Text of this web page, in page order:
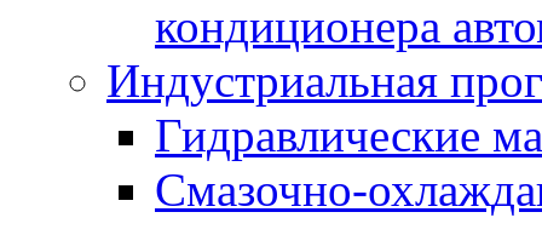
кондиционера
Индустриальная
Гидравлические
Смазочно-